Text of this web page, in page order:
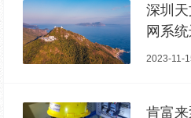
深圳
网系
2023-11-
肯富